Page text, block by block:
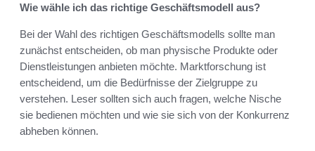
Wie wähle ich das richtige Geschäftsmodell aus?
Bei der Wahl des richtigen Geschäftsmodells sollte man
zunächst entscheiden, ob man physische Produkte oder
Dienstleistungen anbieten möchte. Marktforschung ist
entscheidend, um die Bedürfnisse der Zielgruppe zu
verstehen. Leser sollten sich auch fragen, welche Nische
sie bedienen möchten und wie sie sich von der Konkurrenz
abheben können.